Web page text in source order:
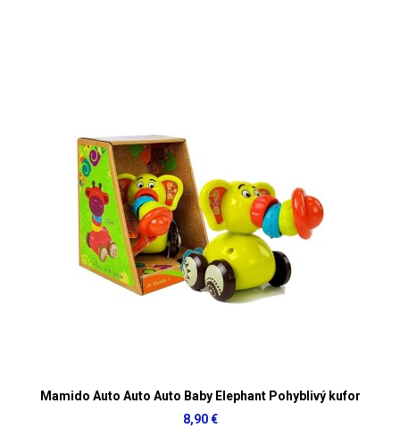
Mamido Auto Auto Auto Baby Elephant Pohyblivý kufor
8,90 €